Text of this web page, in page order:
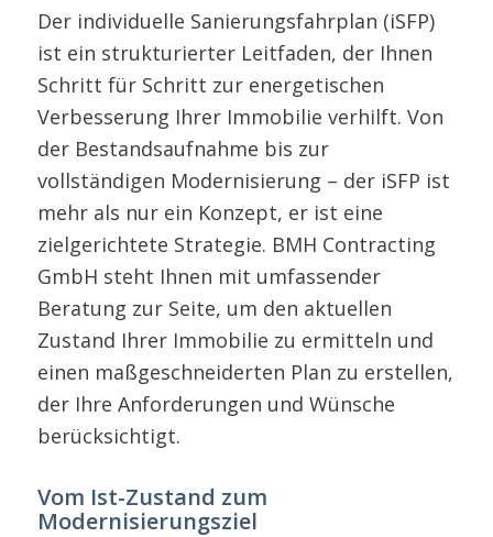
Der individuelle Sanierungsfahrplan (iSFP)
ist ein strukturierter Leitfaden, der Ihnen
Schritt für Schritt zur energetischen
Verbesserung Ihrer Immobilie verhilft. Von
der Bestandsaufnahme bis zur
vollständigen Modernisierung – der iSFP ist
mehr als nur ein Konzept, er ist eine
zielgerichtete Strategie. BMH Contracting
GmbH steht Ihnen mit umfassender
Beratung zur Seite, um den aktuellen
Zustand Ihrer Immobilie zu ermitteln und
einen maßgeschneiderten Plan zu erstellen,
der Ihre Anforderungen und Wünsche
berücksichtigt.
Vom Ist-Zustand zum
Modernisierungsziel